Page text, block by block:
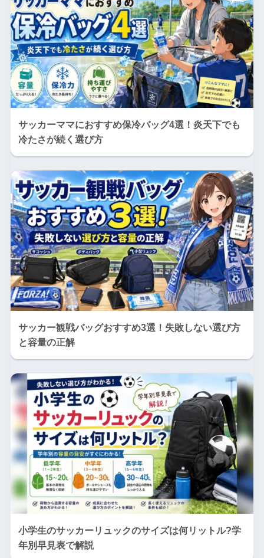
サッカーママにおすすめ保冷バッグ4選！炎天下でも
冷たさが続く選び方
サッカー観戦バッグおすすめ3選！失敗しない選び方
と容量の正解
小学生のサッカーリュックのサイズは何リットル?学
年別早見表で解説